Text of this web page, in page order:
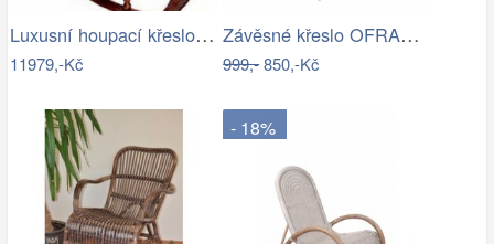
Luxusní houpací křeslo - EL
11979,-Kč
Závěsné křeslo OFRAME Tempo Kondela
999,-850,-Kč
- 18%